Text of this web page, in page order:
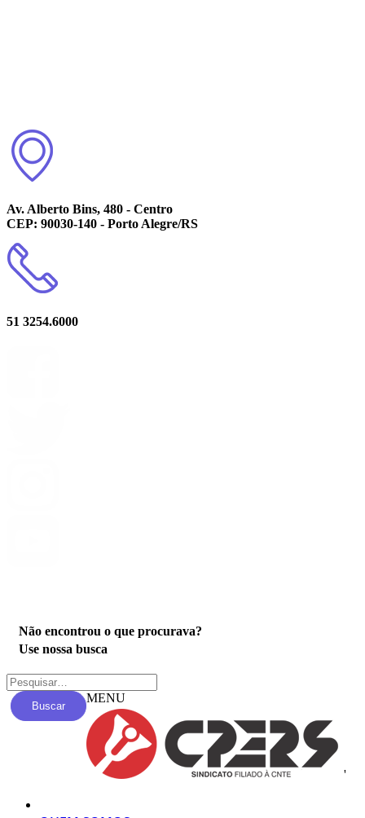
Av. Alberto Bins, 480 - Centro
CEP: 90030-140 - Porto Alegre/RS
51 3254.6000
Não encontrou o que procurava?
Use nossa busca
Buscar
MENU
'